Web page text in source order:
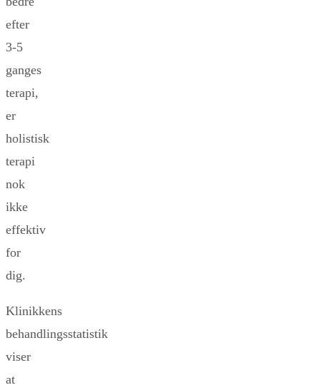
efter
3-5
ganges
terapi,
er
holistisk
terapi
nok
ikke
effektiv
for
dig.
Klinikkens
behandlingsstatistik
viser
at